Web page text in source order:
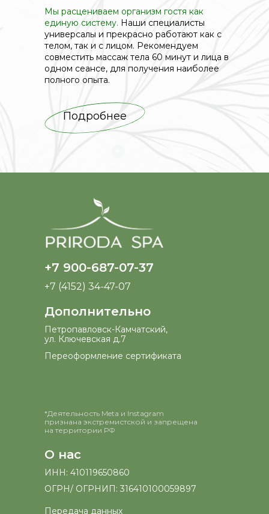
Подробнее
Мы расцениваем организм гостя как
единую систему. Наши специалисты
универсалы и прекрасно работают как с
телом, так и с лицом. Рекомендуем
совместить массаж тела 60 минут и лица в
одном сеансе, для получения наиболее
полного опыта.
+7 900-687-07-37
+7 (4152) 34-47-07
О нас
ИНН: 410119650860
ОГРН/ ОГРНИП: 316410100059897
Дополнительно
Петропавловск-Камчатский,
ул. Ключевская д.7
Переоформление сертификата
Передача данных
*Деятельность Meta и Instagram
признана экстремистской и запрещена
на территории РФ